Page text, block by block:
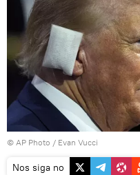
© AP Photo / Evan Vucci
Nos siga no